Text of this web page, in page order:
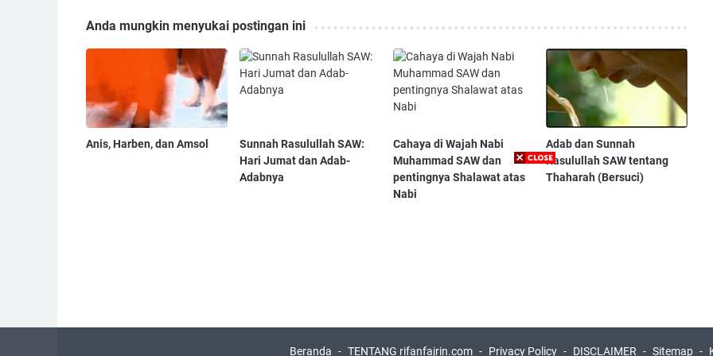
Anda mungkin menyukai postingan ini
Anis, Harben, dan Amsol
Sunnah Rasulullah SAW:
Hari Jumat dan Adab-
Adabnya
Cahaya di Wajah Nabi
Muhammad SAW dan
pentingnya Shalawat atas
Nabi
Adab dan Sunnah
Rasulullah SAW tentang
Thaharah (Bersuci)
Beranda TENTANG rifanfajrin.com Privacy Policy DISCLAIMER Sitemap